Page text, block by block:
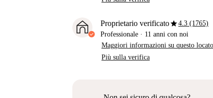
Proprietario verificatostar4.3 (1765)
Professionale · 11 anni con noi
Maggiori informazioni su questo
Più sulla verifica